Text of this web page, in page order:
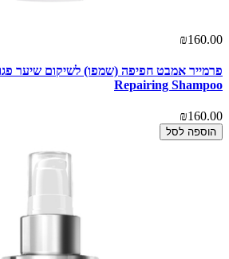
₪160.00
Repairing Shampoo
₪160.00
הוספה לסל